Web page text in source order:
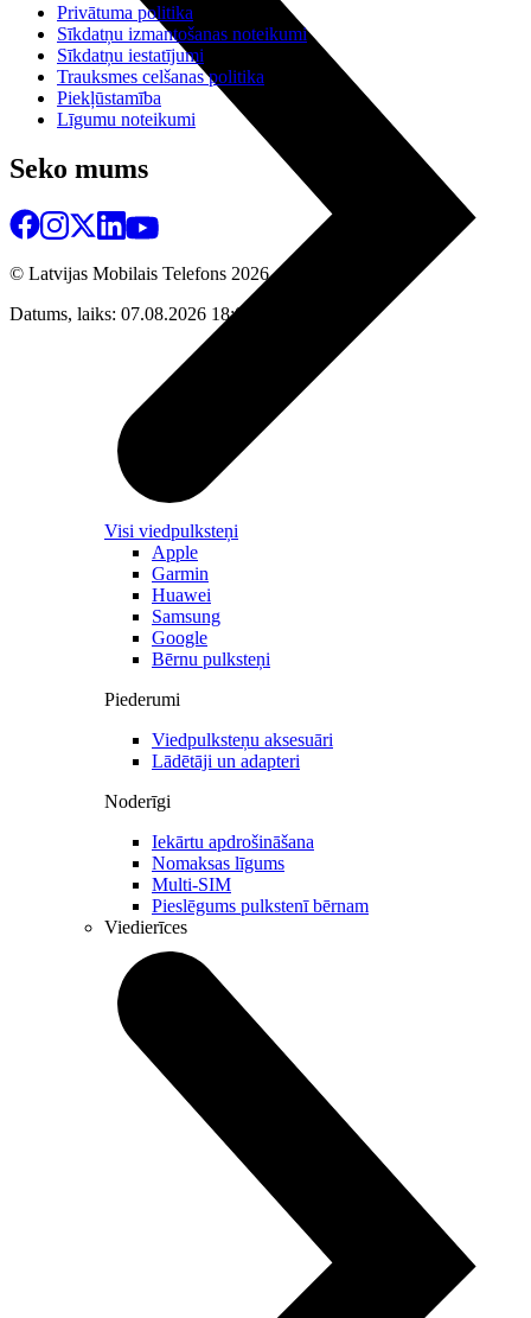
Visi viedpulksteņi
Apple
Garmin
Huawei
Samsung
Google
Bērnu pulksteņi
Piederumi
Viedpulksteņu aksesuāri
Lādētāji un adapteri
Noderīgi
Iekārtu apdrošināšana
Nomaksas līgums
Multi-SIM
Pieslēgums pulkstenī bērnam
Viedierīces
Privātuma politika
Sīkdatņu izmantošanas noteikumi
Sīkdatņu iestatījumi
Trauksmes celšanas politika
Piekļūstamība
Līgumu noteikumi
Seko mums
© Latvijas Mobilais Telefons 2026
Datums, laiks: 07.08.2026 18:01